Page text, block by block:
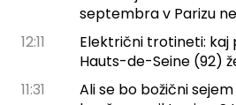
septembra v Parizu
12:11
Električni trotineti: kaj
Hauts-de-Seine (92)
11:31
Ali se bo božični